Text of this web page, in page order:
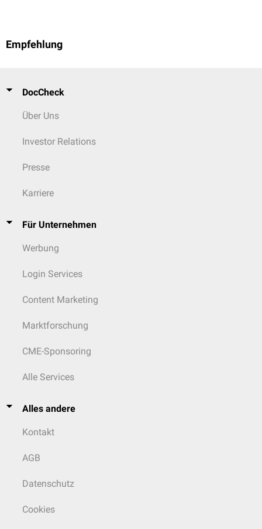
Empfehlung
DocCheck
Über Uns
Investor Relations
Presse
Karriere
Für Unternehmen
Werbung
Login Services
Content Marketing
Marktforschung
CME-Sponsoring
Alle Services
Alles andere
Kontakt
AGB
Datenschutz
Cookies